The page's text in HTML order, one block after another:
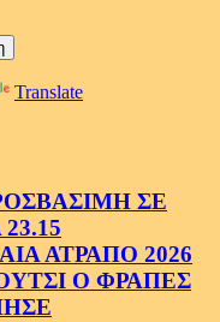
Translate
ΣΕ
ΑΤΡΑΠΟ 2026
Ο ΦΡΑΠΕΣ